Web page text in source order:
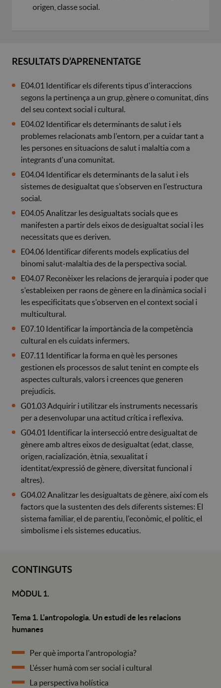
origen, classe social.
RESULTATS D’APRENENTATGE
E04.01 Identificar els diferents tipus d'interaccions
segons la pertinença a un grup, gènere o comunitat, dins
del seu context social i cultural.
E04.02 Identificar els determinants de salut i els
problemes relacionats amb l'entorn, per a cuidar tant a
les persones en situacions de salut i malaltia com a
integrants d'una comunitat.
E04.04 Identificar els determinants de la salut i els
sistemes de desigualtat que s'observen en l'estructura
social.
E04.05 Analitzar les desigualtats socials que es
manifesten a partir dels eixos de desigualtat social i les
necessitats que es deriven.
E04.06 Identificar diferents models explicatius del
binomi salut-malaltia des de la perspectiva social.
E04.07 Reconèixer les relacions de jerarquia i poder que
s'estableixen per raons de gènere en la dinàmica social i
les especificitats que s'observen en el context social i
multicultural.
E07.10 Identificar la importància de la competència
cultural en els cuidats infermers.
E07.11 Identificar la forma en què les persones
gestionen els processos de salut tenint en compte els
aspectes culturals, valors i creences que generen
prejudicis.
G01.03 Adquirir i utilitzar els instruments necessaris
per a desenvolupar una actitud crítica i reflexiva.
G04.01 Identificar la intersecció entre desigualtat de
gènere amb altres eixos de desigualtat (edat, classe,
origen, racialización, ètnia, sexualitat i
identitat/expressió de gènere, diversitat funcional i
altres).
G04.02 Analitzar les desigualtats de gènere, així com els
factors que la sustenten des dels diferents sistemes: El
sistema familiar, el de parentiu, l'econòmic, el polític, el
simbolisme i els sistemes educatius.
CONTINGUTS
MÒDUL 1.
Tema 1. L'antropologia. Un estudi de les relacions
humanes
Per què importa l'antropologia?
L'ésser humà com ser social i cultural
La perspectiva holística